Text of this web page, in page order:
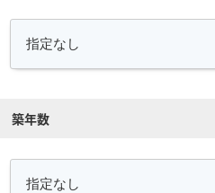
築年数